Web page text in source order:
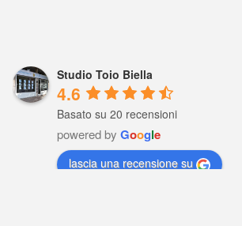
Studio Toio Biella
4.6
Basato su 20 recensioni
powered by Google
lascia una recensione su